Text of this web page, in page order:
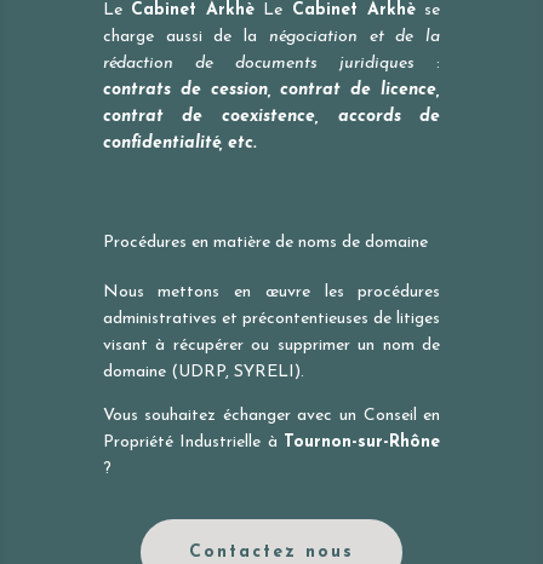
Le Cabinet Arkhè Le Cabinet Arkhèse
charge aussi de la négociation et de la
rédaction de documents juridiques :
contrats de cession, contrat de licence,
contrat de coexistence, accords de
confidentialité, etc.
Procédures en matière de noms de domaine
Nous mettons en œuvre les procédures
administratives et précontentieuses de litiges
visant à récupérer ou supprimer un nom de
domaine (UDRP, SYRELI).
Vous souhaitez échanger avec un Conseil en
Propriété Industrielle à Tournon-sur-Rhône
?
Contactez nous